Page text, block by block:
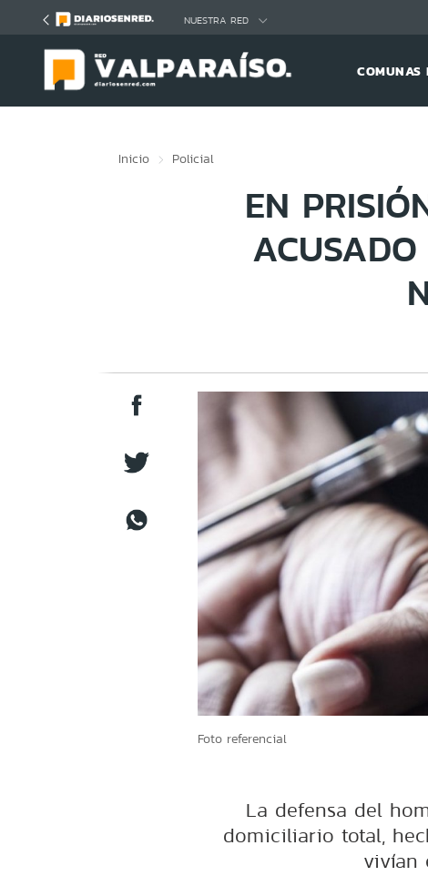
NUESTRA RED
COMUNAS
Inicio Policial
EN
Foto referencial
La defensa del
domiciliario total,
vivían